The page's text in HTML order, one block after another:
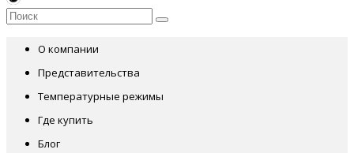
О компании
Представительства
Температурные режимы
Где купить
Блог